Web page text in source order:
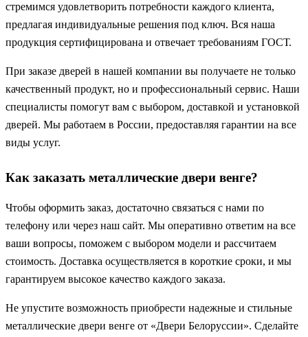
стремимся удовлетворить потребности каждого клиента,
предлагая индивидуальные решения под ключ. Вся наша
продукция сертифицирована и отвечает требованиям ГОСТ.
При заказе дверей в нашей компании вы получаете не только
качественный продукт, но и профессиональный сервис. Наши
специалисты помогут вам с выбором, доставкой и установкой
дверей. Мы работаем в России, предоставляя гарантии на все
виды услуг.
Как заказать металлические двери венге?
Чтобы оформить заказ, достаточно связаться с нами по
телефону или через наш сайт. Мы оперативно ответим на все
ваши вопросы, поможем с выбором модели и рассчитаем
стоимость. Доставка осуществляется в короткие сроки, и мы
гарантируем высокое качество каждого заказа.
Не упустите возможность приобрести надежные и стильные
металлические двери венге от «Двери Белоруссии». Сделайте